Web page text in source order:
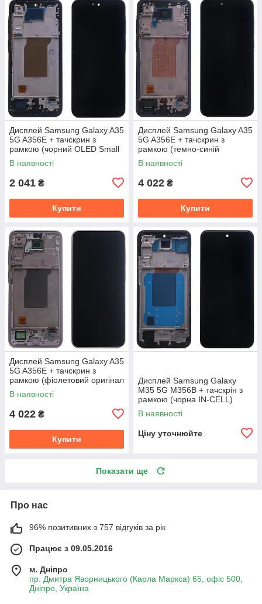
Дисплей Samsung Galaxy A35
5G A356E + тачскрин з
рамкою (чорний OLED Small
Glass)
В наявності
2 041 ₴
Купити
Дисплей Samsung Galaxy A35
5G A356E + тачскрин з
рамкою (темно-синій
оригінал OEM SP)
В наявності
4 022 ₴
Купити
Дисплей Samsung Galaxy A35
5G A356E + тачскрин з
рамкою (фіолетовий оригінал
OEM SP)
В наявності
4 022 ₴
Купити
Дисплей Samsung Galaxy
M35 5G M356B + тачскрін з
рамкою (чорна IN-CELL)
В наявності
Ціну уточнюйте
Показати ще
Про нас
96% позитивних з 757 відгуків за рік
Працює з 09.05.2016
м. Дніпро
пр. Дмитра Яворницького (Карла Маркса) 65, офіс 500,
Дніпро, Україна